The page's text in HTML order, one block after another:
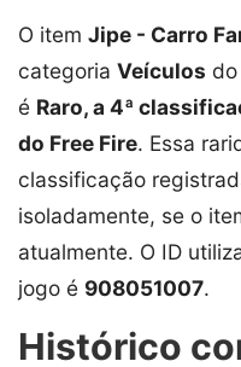
O item Jipe - Carro
categoria Veículos
é Raro, a 4ª
do Free Fire. Essa
classificação
isoladamente, se o
atualmente. O ID
jogo é 908051007.
Histórico